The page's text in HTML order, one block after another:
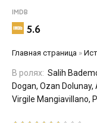
IMDB
5.6
Главная страница »
В ролях: Salih
Dogan, Ozan
Virgile Mangiavillano,